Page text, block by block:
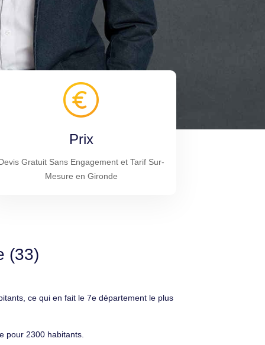
Prix
Gratuit Sans Engagement et Tarif Sur-
Mesure en Gironde
(33)
ce qui en fait le 7e département le plus
pour 2300 habitants.